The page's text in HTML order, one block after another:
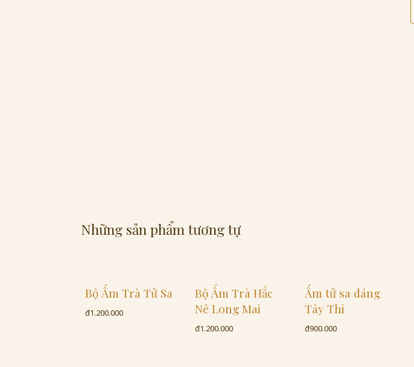
Những sản phẩm tương tự
Bộ Ấm Trà Tử Sa
đ1.200.000
Bộ Ấm Trà Hắc
Nê Long Mai
đ1.200.000
Ấm tử sa dáng
Tây Thi
đ900.000